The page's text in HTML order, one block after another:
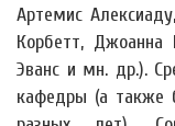
Артемис
Корбетт, Джоанна
Эванс и мн. др.).
кафедры (а также